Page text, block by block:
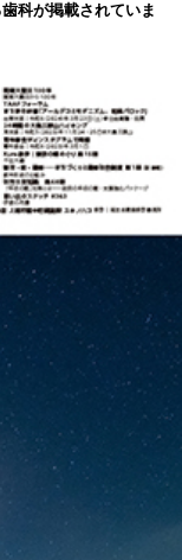
科が掲載されていま